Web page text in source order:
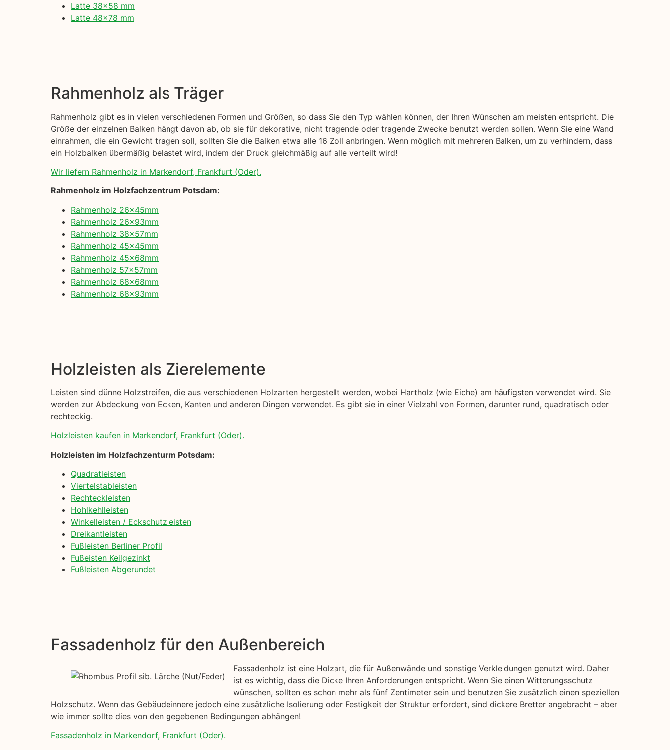
Latte 38×58 mm
Latte 48×78 mm
Rahmenholz als Träger
Rahmenholz gibt es in vielen verschiedenen Formen und Größen, so dass Sie den Typ wählen können, der Ihren Wünschen am meisten entspricht. Die
Größe der einzelnen Balken hängt davon ab, ob sie für dekorative, nicht tragende oder tragende Zwecke benutzt werden sollen. Wenn Sie eine Wand
einrahmen, die ein Gewicht tragen soll, sollten Sie die Balken etwa alle 16 Zoll anbringen. Wenn möglich mit mehreren Balken, um zu verhindern, dass
ein Holzbalken übermäßig belastet wird, indem der Druck gleichmäßig auf alle verteilt wird!
Wir liefern Rahmenholz in Markendorf, Frankfurt (Oder).
Rahmenholz im Holzfachzentrum Potsdam:
Rahmenholz 26x45mm
Rahmenholz 26x93mm
Rahmenholz 38x57mm
Rahmenholz 45x45mm
Rahmenholz 45x68mm
Rahmenholz 57x57mm
Rahmenholz 68x68mm
Rahmenholz 68x93mm
Holzleisten als Zierelemente
Leisten sind dünne Holzstreifen, die aus verschiedenen Holzarten hergestellt werden, wobei Hartholz (wie Eiche) am häufigsten verwendet wird. Sie
werden zur Abdeckung von Ecken, Kanten und anderen Dingen verwendet. Es gibt sie in einer Vielzahl von Formen, darunter rund, quadratisch oder
rechteckig.
Holzleisten kaufen in Markendorf, Frankfurt (Oder).
Holzleisten im Holzfachzenturm Potsdam:
Quadratleisten
Viertelstableisten
Rechteckleisten
Hohlkehlleisten
Winkelleisten / Eckschutzleisten
Dreikantleisten
Fußleisten Berliner Profil
Fußeisten Keilgezinkt
Fußleisten Abgerundet
Fassadenholz für den Außenbereich
Fassadenholz ist eine Holzart, die für Außenwände und sonstige Verkleidungen genutzt wird. Daher
ist es wichtig, dass die Dicke Ihren Anforderungen entspricht. Wenn Sie einen Witterungsschutz
wünschen, sollten es schon mehr als fünf Zentimeter sein und benutzen Sie zusätzlich einen speziellen
Holzschutz. Wenn das Gebäudeinnere jedoch eine zusätzliche Isolierung oder Festigkeit der Struktur erfordert, sind dickere Bretter angebracht – aber
wie immer sollte dies von den gegebenen Bedingungen abhängen!
Fassadenholz in Markendorf, Frankfurt (Oder).